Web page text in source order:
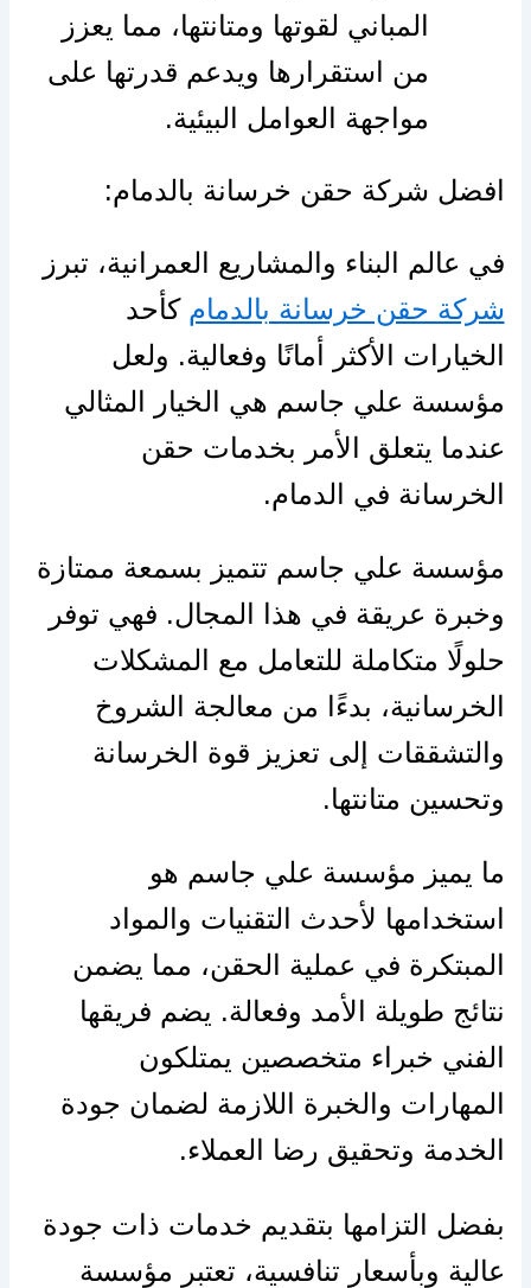
المباني لقوتها ومتانتها، مما يعزز
من استقرارها ويدعم قدرتها على
مواجهة العوامل البيئية.
افضل شركة حقن خرسانة بالدمام:
في عالم البناء والمشاريع العمرانية، تبرز
شركة حقن خرسانة بالدمام كأحد
الخيارات الأكثر أمانًا وفعالية. ولعل
مؤسسة علي جاسم هي الخيار المثالي
عندما يتعلق الأمر بخدمات حقن
الخرسانة في الدمام.
مؤسسة علي جاسم تتميز بسمعة ممتازة
وخبرة عريقة في هذا المجال. فهي توفر
حلولًا متكاملة للتعامل مع المشكلات
الخرسانية، بدءًا من معالجة الشروخ
والتشققات إلى تعزيز قوة الخرسانة
وتحسين متانتها.
ما يميز مؤسسة علي جاسم هو
استخدامها لأحدث التقنيات والمواد
المبتكرة في عملية الحقن، مما يضمن
نتائج طويلة الأمد وفعالة. يضم فريقها
الفني خبراء متخصصين يمتلكون
المهارات والخبرة اللازمة لضمان جودة
الخدمة وتحقيق رضا العملاء.
بفضل التزامها بتقديم خدمات ذات جودة
عالية وبأسعار تنافسية، تعتبر مؤسسة